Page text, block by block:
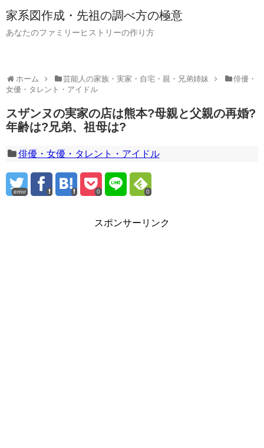
家系図作成・先祖の調べ方の極意
あなたのファミリーヒストリーの作り方
ホーム 芸能人の家族・実家・自宅・親・兄弟姉妹
俳優・
女優・タレント・アイドル
スザンヌの実家の店は熊本?母親と父親の再婚?
年齢は?兄弟、祖母は?
俳優・女優・タレント・アイドル
error 0 0
スポンサーリンク